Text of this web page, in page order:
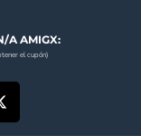
A AMIGX:
el cupón)